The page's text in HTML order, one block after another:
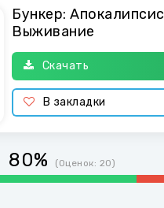
Бункер: Апокалипсис
Выживание
Скачать
В закладки
80% (Оценок: 20)